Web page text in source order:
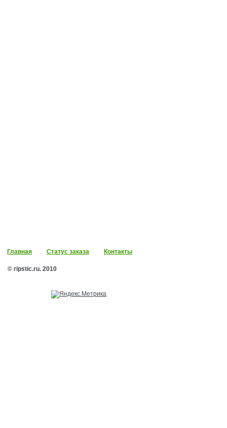
Главная Статус заказа Контакты
© ripstic.ru. 2010